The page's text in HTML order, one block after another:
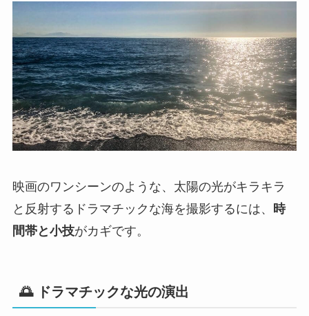
映画のワンシーンのような、太陽の光がキラキラ
と反射するドラマチックな海を撮影するには、
時
間帯と小技がカギです。
🌅 ドラマチックな光の演出